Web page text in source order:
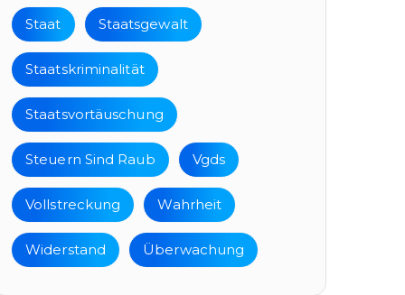
Staat Staatsgewalt
Staatskriminalität
Staatsvortäuschung
Steuern Sind Raub Vgds
Vollstreckung Wahrheit
Widerstand Überwachung